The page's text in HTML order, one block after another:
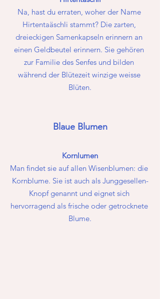
Na, hast du erraten, woher der Name
Hirtentaäschli stammt? Die zarten,
dreieckigen Samenkapseln erinnern an
einen Geldbeutel erinnern. Sie gehören
zur Familie des Senfes und bilden
während der Blütezeit winzige weisse
Blüten.
Blaue Blumen
Kornlumen
Man findet sie auf allen Wisenblumen: die
Kornblume. Sie ist auch als Junggesellen-
Knopf genannt und eignet sich
hervorragend als frische oder getrocknete
Blume.